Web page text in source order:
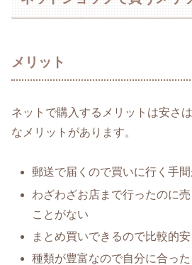
メリット
ネットで購入するメリットは安さ
なメリットがあります。
郵送で届くので買いに行く手
わざわざお店まで行ったのに
ことがない
まとめ買いできるので比較的
種類が豊富なので自分に合っ